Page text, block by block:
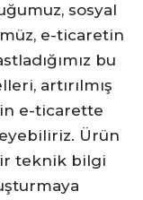
sosyal
e-ticaretin
bu
artırılmış
e-ticarette
Ürün
teknik bilgi